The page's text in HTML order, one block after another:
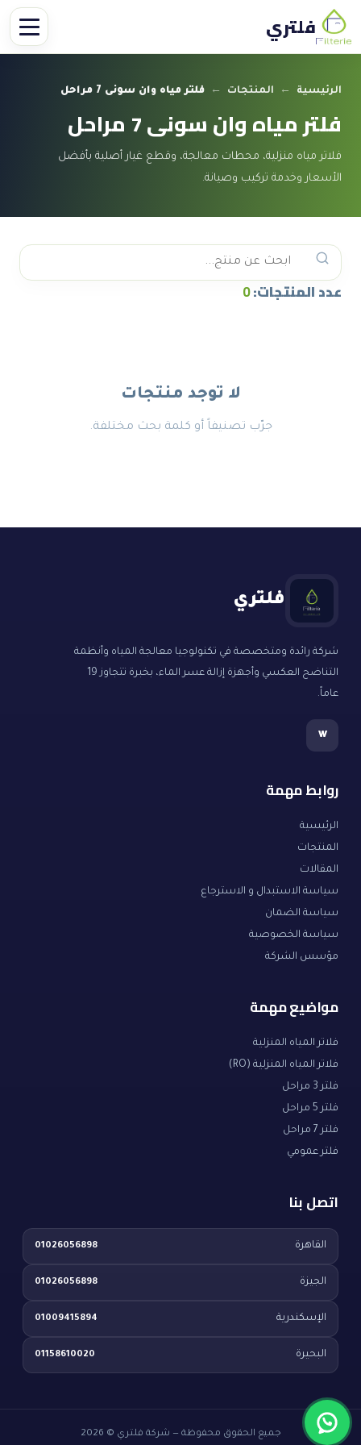
فلتري
الرئيسية ← المنتجات ← فلتر مياه وان سونى 7 مراحل
فلتر مياه وان سونى 7 مراحل
فلاتر مياه منزلية، محطات معالجة، وقطع غيار أصلية بأفضل
الأسعار وخدمة تركيب وصيانة.
عدد المنتجات:0
لا توجد منتجات
جرّب تصنيفاً أو كلمة بحث مختلفة.
فلتري
شركة رائدة ومتخصصة في تكنولوجيا معالجة المياه وأنظمة
التناضح العكسي وأجهزة إزالة عسر الماء، بخبرة تتجاوز 19
عاماً.
w
روابط مهمة
الرئيسية
المنتجات
المقالات
سياسة الاستبدال و الاسترجاع
سياسة الضمان
سياسة الخصوصية
مؤسس الشركة
مواضيع مهمة
فلاتر المياه المنزلية
فلاتر المياه المنزلية (RO)
فلتر 3 مراحل
فلتر 5 مراحل
فلتر 7 مراحل
فلتر عمومي
اتصل بنا
القاهرة 01026056898
الجيزة 01026056898
الإسكندرية 01009415894
البحيرة 01158610020
جميع الحقوق محفوظة — شركة فلتري © 2026